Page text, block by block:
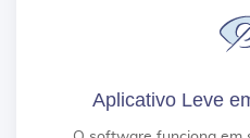
Aplicativo Leve